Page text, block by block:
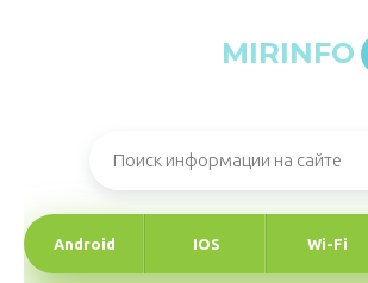
MIRINFO
Android IOS Wi-Fi